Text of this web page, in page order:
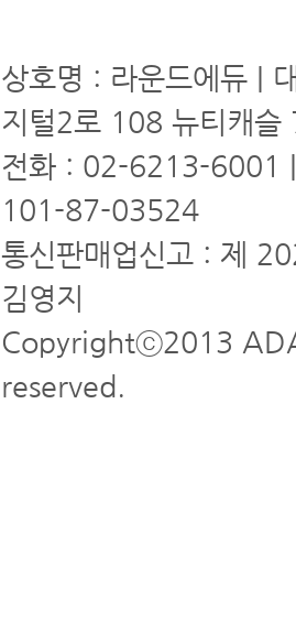
상호명 : 라운드에듀 |
지털2로 108 뉴티캐슬
전화 : 02-6213-6001
101-87-03524
통신판매업신고 : 제
김영지
Copyrightⓒ2013
reserved.